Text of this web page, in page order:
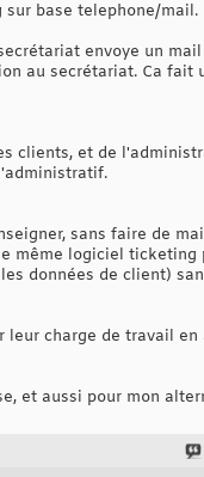
base telephone/mail.
envoye un
au secrétariat. Ca fait
clients, et de
sans faire de
même logiciel
données de client)
charge de travail en
et aussi pour mon